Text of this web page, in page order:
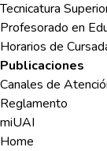
Tecnicatura
Profesorado en
Horarios de
Publicaciones
Canales de
Reglamento
miUAI
Home